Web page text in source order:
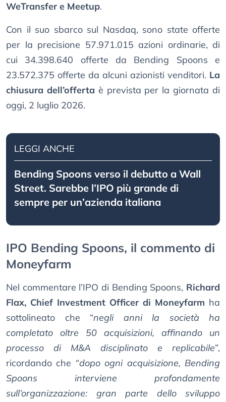
WeTransfer e Meetup.
Con il suo sbarco sul Nasdaq, sono state offerte
per la precisione 57.971.015 azioni ordinarie, di
cui 34.398.640 offerte da Bending Spoons e
23.572.375 offerte da alcuni azionisti venditori. La
chiusura dell’offerta è prevista per la giornata di
oggi, 2 luglio 2026.
LEGGI ANCHE
Bending Spoons verso il debutto a Wall
Street. Sarebbe l’IPO più grande di
sempre per un’azienda italiana
IPO Bending Spoons, il commento di
Moneyfarm
Nel commentare l’IPO di Bending Spoons, Richard
Flax, Chief Investment Officer di Moneyfarm ha
sottolineato che “negli anni la società ha
completato oltre 50 acquisizioni, affinando un
processo di M&A disciplinato e replicabile”,
ricordando che “dopo ogni acquisizione, Bending
Spoons interviene profondamente
sull’organizzazione: gran parte dello sviluppo